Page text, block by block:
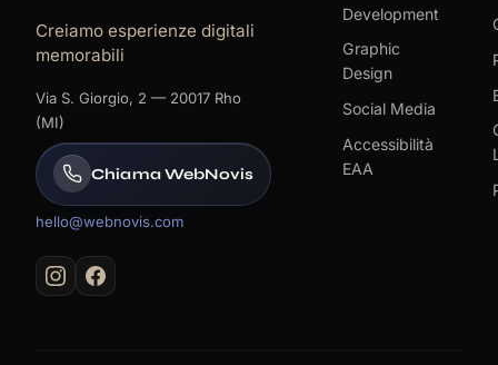
Creiamo esperienze digitali
memorabili
Via S. Giorgio, 2 — 20017 Rho
(MI)
Chiama WebNovis
hello@webnovis.com
Development
Graphic
Design
Social Media
Accessibilità
EAA